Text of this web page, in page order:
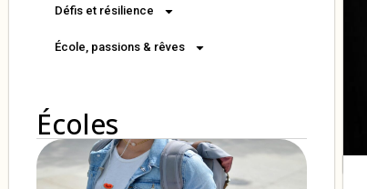
Défis et résilience
École, passions & rêves
Écoles